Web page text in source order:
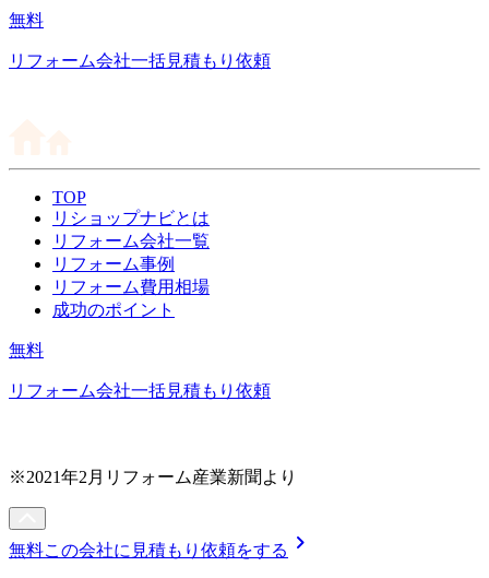
無料
リフォーム会社一括見積もり依頼
TOP
リショップナビとは
リフォーム会社一覧
リフォーム事例
リフォーム費用相場
成功のポイント
無料
リフォーム会社一括見積もり依頼
※2021年2月リフォーム産業新聞より
無料この会社に見積もり依頼をする chevron_right